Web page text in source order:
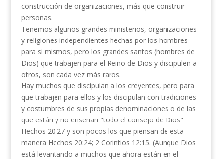
construcción de organizaciones, más que construir
personas.
Tenemos algunos grandes ministerios, organizaciones
y religiones independientes hechas por los hombres
para si mismos, pero los grandes santos (hombres de
Dios) que trabajen para el Reino de Dios y discipulen a
otros, son cada vez más raros.
Hay muchos que discipulan a los creyentes, pero para
que trabajen para ellos y los discipulan con tradiciones
y costumbres de sus propias denominaciones o de las
que están y no enseñan "todo el consejo de Dios"
Hechos 20:27 y son pocos los que piensan de esta
manera Hechos 20:24; 2 Corintios 12:15. (Aunque Dios
está levantando a muchos que ahora están en el